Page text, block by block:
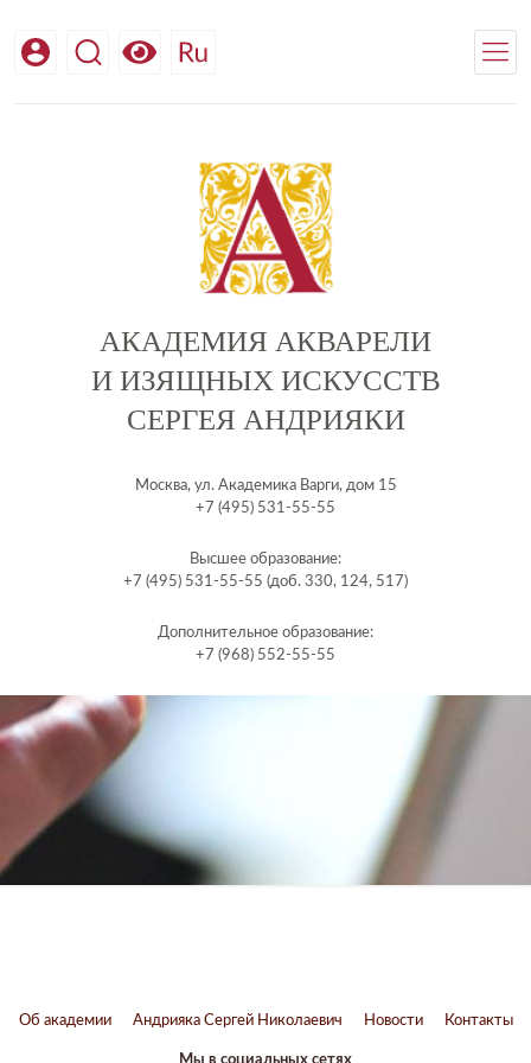
АКАДЕМИЯ АКВАРЕЛИ
И ИЗЯЩНЫХ ИСКУССТВ
СЕРГЕЯ АНДРИЯКИ
Москва, ул. Академика Варги, дом 15
+7 (495) 531-55-55
Высшее образование:
+7 (495) 531-55-55 (доб. 330, 124, 517)
Дополнительное образование:
+7 (968) 552-55-55
Об академии Андрияка Сергей Николаевич Новости Контакты